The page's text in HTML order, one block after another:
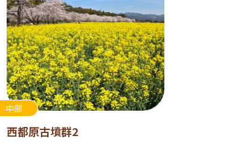
中部
西都原古墳群2